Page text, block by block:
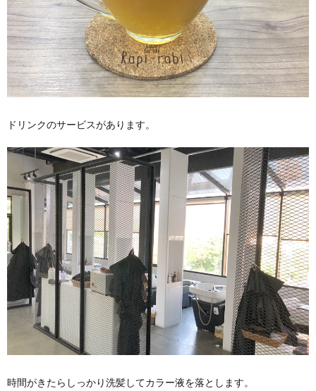
ドリンクのサービスがあります。
時間がきたらしっかり洗髪してカラー液を落とします。